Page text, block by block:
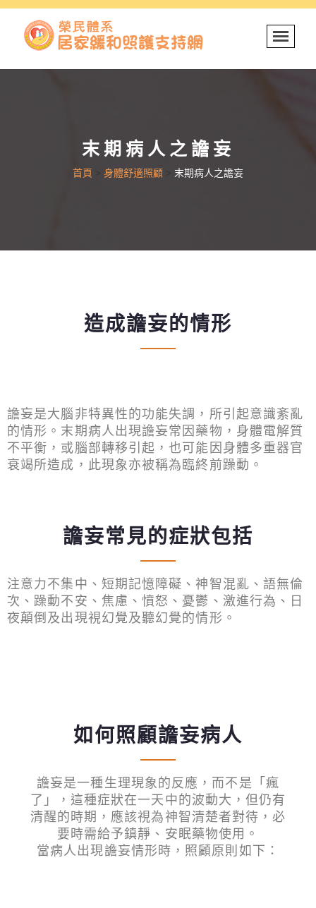
末期病人之譫妄
首頁 身體舒適照顧 末期病人之譫妄
造成譫妄的情形
譫妄是大腦非特異性的功能失調，所引起意識紊亂
的情形。末期病人出現譫妄常因藥物，身體電解質
不平衡，或腦部轉移引起，也可能因身體多重器官
衰竭所造成，此現象亦被稱為臨終前躁動。
譫妄常見的症狀包括
注意力不集中、短期記憶障礙、神智混亂、語無倫
次、躁動不安、焦慮、憤怒、憂鬱、激進行為、日
夜顛倒及出現視幻覺及聽幻覺的情形。
如何照顧譫妄病人
譫妄是一種生理現象的反應，而不是「瘋
了」，這種症狀在一天中的波動大，但仍有
清醒的時期，應該視為神智清楚者對待，必
要時需給予鎮靜、安眠藥物使用。
當病人出現譫妄情形時，照顧原則如下：